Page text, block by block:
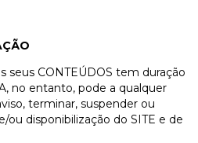
seus CONTEÚDOS tem duração
no entanto, pode a qualquer
terminar, suspender ou
ou disponibilização do SITE e de